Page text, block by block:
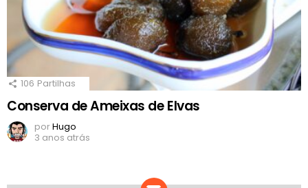
106 Partilhas
Conserva de Ameixas de Elvas
porHugo
3 anos atrás